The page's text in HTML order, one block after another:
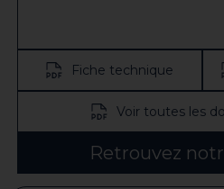
Fiche technique
Voir toutes les
Retrouvez